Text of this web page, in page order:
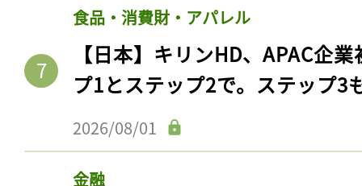
食品・消費財・アパレル
【日本】キリンHD、APAC企
プ1とステップ2で。ステップ3
2026/08/01
金融